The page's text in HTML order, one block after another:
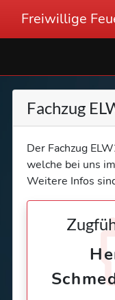
Freiwillige
Fachzug
Der Fachzug
welche bei uns
Weitere Infos